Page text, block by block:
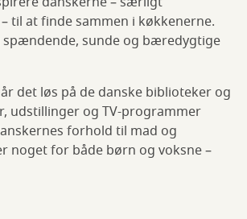
til at finde sammen i køkkenerne.
spændende, sunde og bæredygtige
det løs på de danske biblioteker og
udstillinger og TV-programmer
forhold til mad og
noget for både børn og voksne –